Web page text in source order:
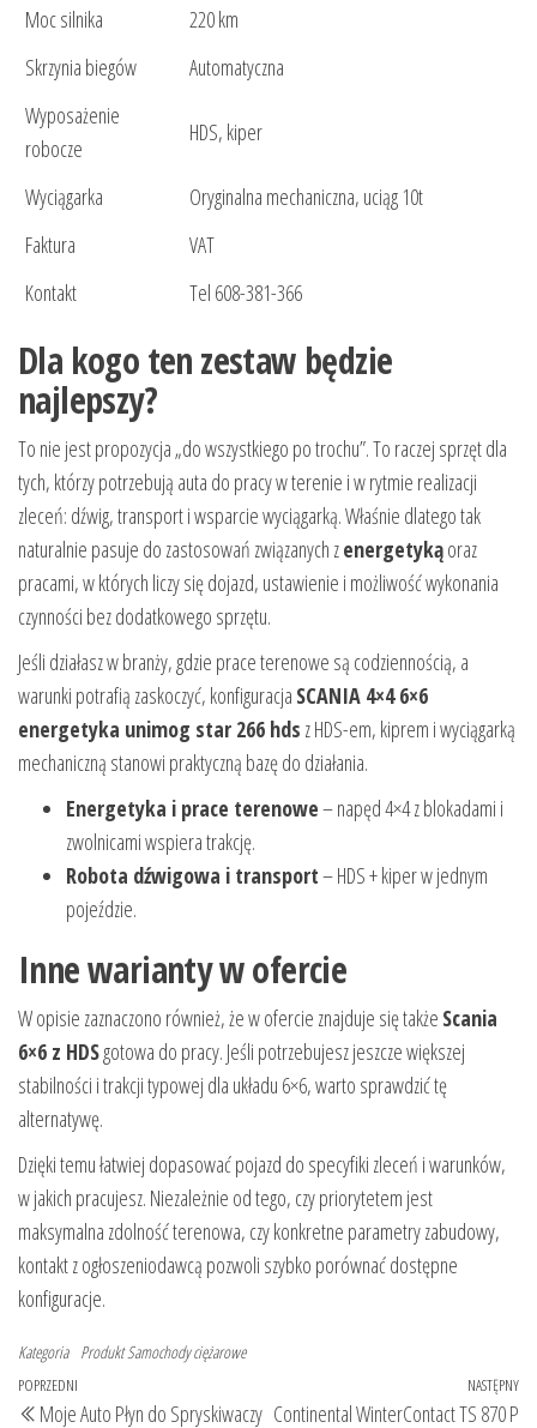
Moc silnika
220 km
Skrzynia biegów
Automatyczna
Wyposażenie
robocze
HDS, kiper
Wyciągarka
Oryginalna mechaniczna, uciąg 10t
Faktura
VAT
Kontakt
Tel 608-381-366
Dla kogo ten zestaw będzie
najlepszy?
To nie jest propozycja „do wszystkiego po trochu”. To raczej sprzęt dla
tych, którzy potrzebują auta do pracy w terenie i w rytmie realizacji
zleceń: dźwig, transport i wsparcie wyciągarką. Właśnie dlatego tak
naturalnie pasuje do zastosowań związanych zenergetykąoraz
pracami, w których liczy się dojazd, ustawienie i możliwość wykonania
czynności bez dodatkowego sprzętu.
Jeśli działasz w branży, gdzie prace terenowe są codziennością, a
warunki potrafią zaskoczyć, konfiguracja SCANIA 4×4 6×6
energetyka unimog star 266 hds z HDS-em, kiprem i wyciągarką
mechaniczną stanowi praktyczną bazę do działania.
Energetyka i prace terenowe– napęd 4×4 z blokadami i
zwolnicami wspiera trakcję.
Robota dźwigowa i transport– HDS + kiper w jednym
pojeździe.
Inne warianty w ofercie
W opisie zaznaczono również, że w ofercie znajduje się także Scania
6×6 z HDSgotowa do pracy. Jeśli potrzebujesz jeszcze większej
stabilności i trakcji typowej dla układu 6×6, warto sprawdzić tę
alternatywę.
Dzięki temu łatwiej dopasować pojazd do specyfiki zleceń i warunków,
w jakich pracujesz. Niezależnie od tego, czy priorytetem jest
maksymalna zdolność terenowa, czy konkretne parametry zabudowy,
kontakt z ogłoszeniodawcą pozwoli szybko porównać dostępne
konfiguracje.
Kategoria ProduktSamochody ciężarowe
Nawigacja
Poprzedni
POPRZEDNI
Moje Auto Płyn do Spryskiwaczy
NASTĘPNY
Continental WinterContact TS 870 P